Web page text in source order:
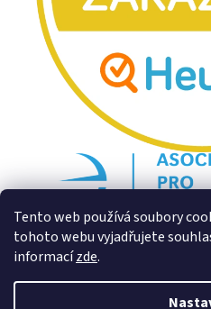
Tento web používá soubory
tohoto webu vyjadřujete
informacízde.